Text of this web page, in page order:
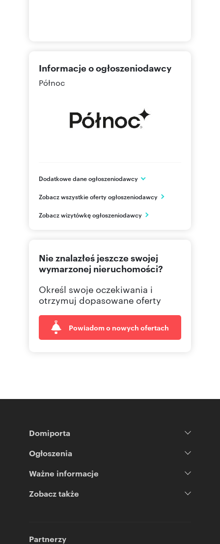
Informacje o ogłoszeniodawcy
Północ
Dodatkowe dane ogłoszeniodawcy
Kraków
PL
Zobacz wszystkie oferty ogłoszeniodawcy
Zobacz wizytówkę ogłoszeniodawcy
Nie znalazłeś jeszcze swojej
wymarzonej nieruchomości?
Określ swoje oczekiwania i
otrzymuj dopasowane oferty
Powiadom o nowych ofertach
Domiporta
Ogłoszenia
Ważne informacje
Zobacz także
Partnerzy